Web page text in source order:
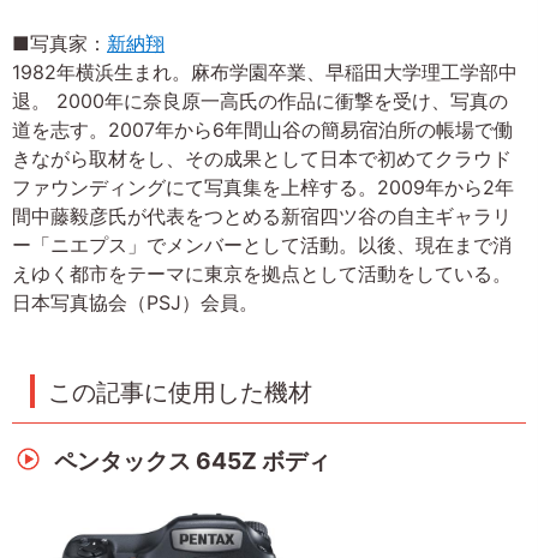
■写真家： 新納翔
1982年横浜生まれ。麻布学園卒業、早稲田大学理工学部中
退。 2000年に奈良原一高氏の作品に衝撃を受け、写真の
道を志す。2007年から6年間山谷の簡易宿泊所の帳場で働
きながら取材をし、その成果として日本で初めてクラウド
ファウンディングにて写真集を上梓する。2009年から2年
間中藤毅彦氏が代表をつとめる新宿四ツ谷の自主ギャラリ
ー「ニエプス」でメンバーとして活動。以後、現在まで消
えゆく都市をテーマに東京を拠点として活動をしている。
日本写真協会（PSJ）会員。
この記事に使用した機材
ペンタックス 645Z ボディ